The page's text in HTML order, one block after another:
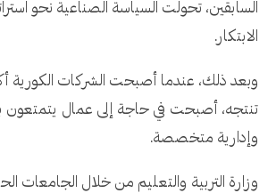
السابقين، تحولت السياسة الصناعية نحو
الابتكار.
وبعد ذلك، عندما أصبحت الشركات الكورية
تنتجه، أصبحت في حاجة إلى عمال يتمتعون
وإدارية متخصصة.
وزارة التربية والتعليم من خلال الجامعات